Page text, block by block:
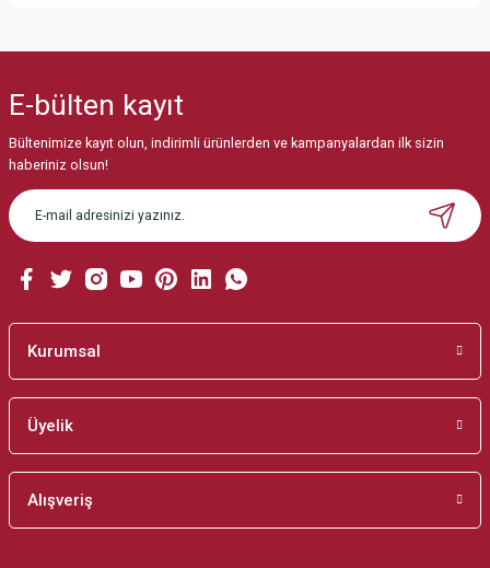
Görüş ve önerileriniz için teşekkür ederiz.
Ürün resmi kalitesiz, bozuk veya görüntülenemiyor.
Ürün açıklamasında eksik bilgiler bulunuyor.
Ürün bilgilerinde hatalar bulunuyor.
Bu ürüne benzer farklı alternatifler olmalı.
E-bülten kayıt
Bültenimize kayıt olun, indirimli ürünlerden ve kampanyalardan ilk sizin
haberiniz olsun!
Kurumsal
Üyelik
Alışveriş